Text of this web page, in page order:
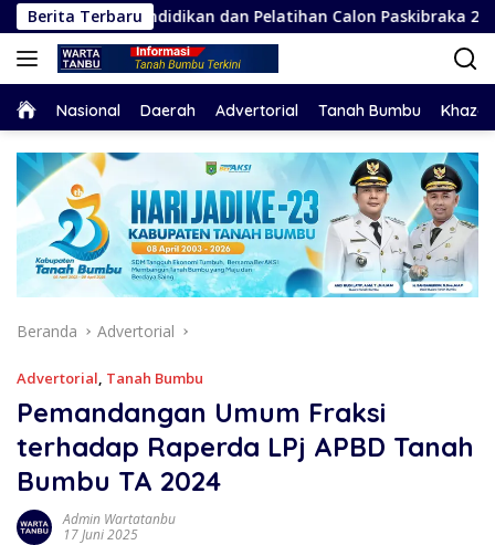
Langsung
ke
konten
Berita Terbaru
Pendidikan dan Pelatihan Calon Paskibraka 2026
HomeNasional Daerah Advertorial Tanah Bumbu
Beranda Advertorial
Advertorial, Tanah Bumbu
Pemandangan Umum Fraksi
terhadap Raperda LPj APBD Tanah
Bumbu TA 2024
Admin Wartatanbu
17 Juni 2025